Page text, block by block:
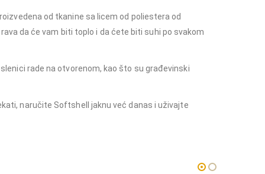
od tkanine sa licem od poliestera od
da će vam biti toplo i da ćete biti suhi po svakom
rade na otvorenom, kao što su građevinski
naručite Softshell jaknu već danas i uživajte